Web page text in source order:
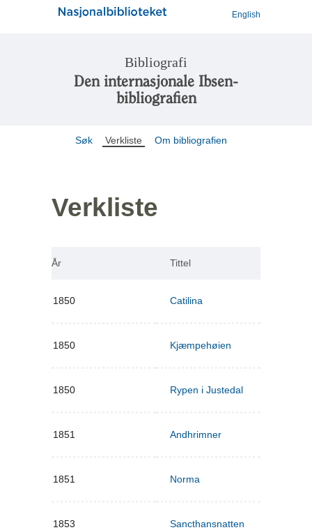
English
Bibliografi
Den internasjonale Ibsen-
bibliografien
Søk Verkliste Om bibliografien
Verkliste
År Tittel
1850 Catilina
1850 Kjæmpehøien
1850 Rypen i Justedal
1851 Andhrimner
1851 Norma
1853 Sancthansnatten